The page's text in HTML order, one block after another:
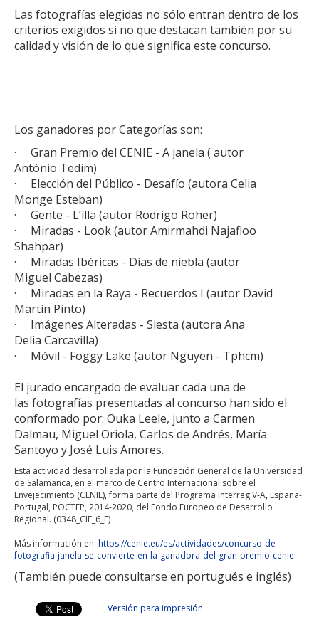
Las fotografías elegidas no sólo entran dentro de los
criterios exigidos si no que destacan también por su
calidad y visión de lo que significa este concurso.
Los ganadores por Categorías son:
· Gran Premio del CENIE - A janela ( autor
António Tedim)
· Elección del Público - Desafío (autora Celia
Monge Esteban)
· Gente - L’ílla (autor Rodrigo Roher)
· Miradas - Look (autor Amirmahdi Najafloo
Shahpar)
· Miradas Ibéricas - Días de niebla (autor
Miguel Cabezas)
· Miradas en la Raya - Recuerdos I (autor David
Martín Pinto)
· Imágenes Alteradas - Siesta (autora Ana
Delia Carcavilla)
· Móvil - Foggy Lake (autor Nguyen - Tphcm)
El jurado encargado de evaluar cada una de
las fotografías presentadas al concurso han sido el
conformado por: Ouka Leele, junto a Carmen
Dalmau, Miguel Oriola, Carlos de Andrés, María
Santoyo y José Luis Amores.
Esta actividad desarrollada por la Fundación General de la Universidad
de Salamanca, en el marco de Centro Internacional sobre el
Envejecimiento (CENIE), forma parte del Programa Interreg V-A, España-
Portugal, POCTEP, 2014-2020, del Fondo Europeo de Desarrollo
Regional. (0348_CIE_6_E)
Más información en: https://cenie.eu/es/actividades/concurso-de-
fotografia-janela-se-convierte-en-la-ganadora-del-gran-premio-cenie
(También puede consultarse en portugués e inglés)
Facebook Like Linkedin Share Button
Versión para impresión